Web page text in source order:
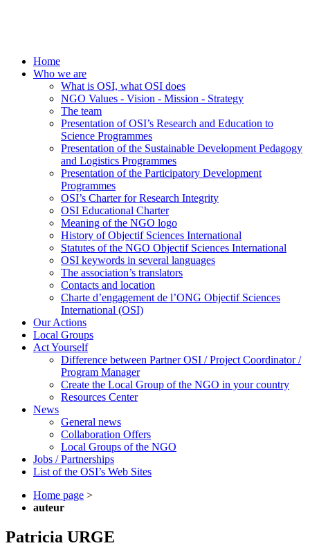
Home
Who we are
What is OSI, what OSI does
NGO Values - Vision - Mission - Strategy
The team
Presentation of OSI’s Research and Education to
Science Programmes
Presentation of the Sustainable Development Pedagogy
and Logistics Programmes
Presentation of the Participatory Development
Programmes
OSI’s Charter for Research Integrity
OSI Educational Charter
Meaning of the NGO logo
History of Objectif Sciences International
Statutes of the NGO Objectif Sciences International
OSI keywords in several languages
The association’s translators
Contacts and location
Charte d’engagement de l’ONG Objectif Sciences
International (OSI)
Our Actions
Local Groups
Act Yourself
Difference between Partner OSI / Project Coordinator /
Program Manager
Create the Local Group of the NGO in your country
Resources Center
News
General news
Collaboration Offers
Local Groups of the NGO
Jobs / Partnerships
List of the OSI’s Web Sites
Home page >
auteur
Patricia URGE